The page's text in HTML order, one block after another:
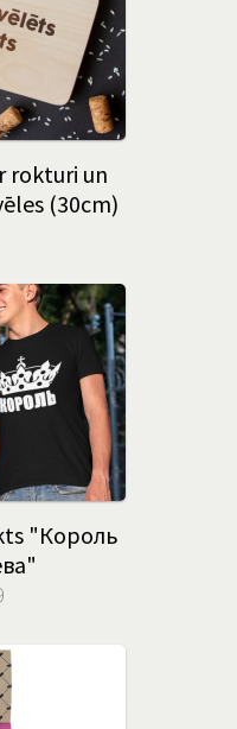
rokturi un
(30cm)
"Король